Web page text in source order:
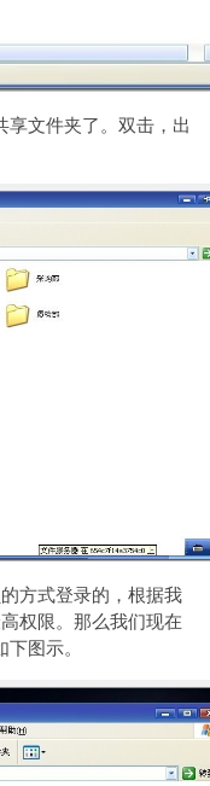
文件夹了。双击，出
方式登录的，根据我
权限。那么我们现在
图示。